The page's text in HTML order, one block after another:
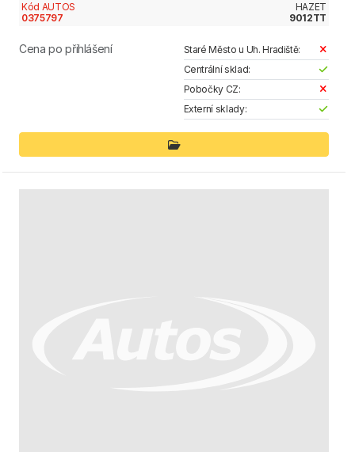
Kód AUTOS
0375797
HAZET
9012TT
Cena po přihlášení
Staré Město u Uh. Hradiště:
Centrální sklad:
Pobočky CZ:
Externí sklady: